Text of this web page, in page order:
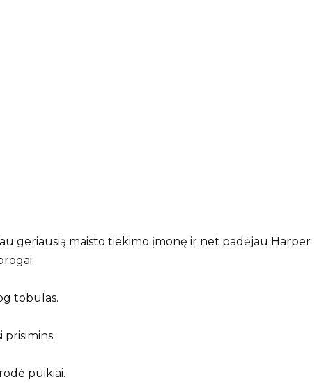
geriausią maisto tiekimo įmonę ir net padėjau Harper
tobulas.
puikiai.